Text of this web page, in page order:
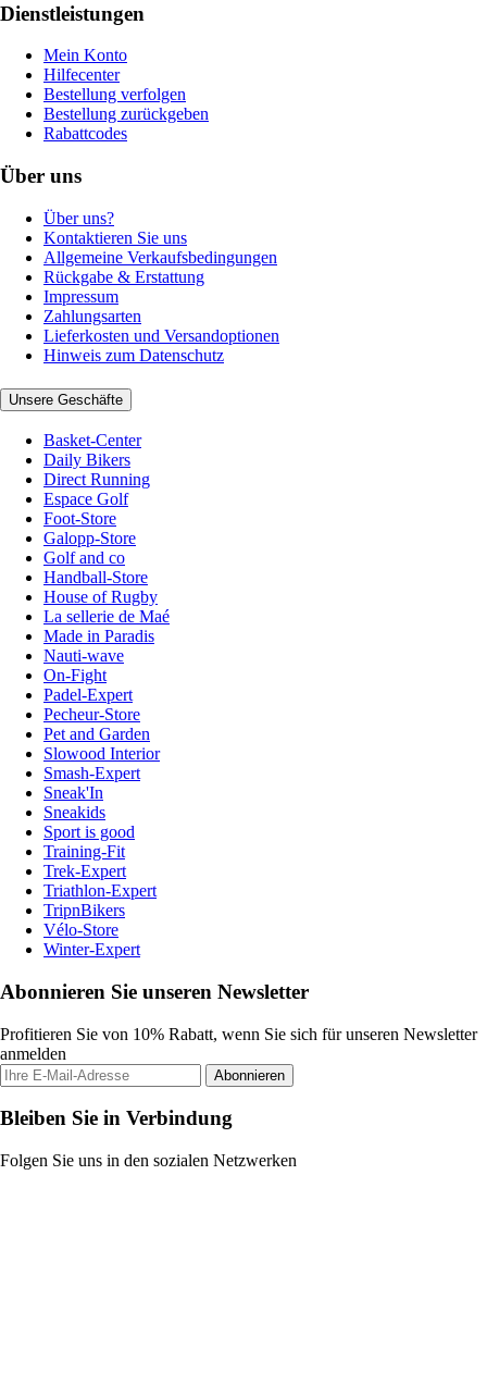
Dienstleistungen
Mein Konto
Hilfecenter
Bestellung verfolgen
Bestellung zurückgeben
Rabattcodes
Über uns
Über uns?
Kontaktieren Sie uns
Allgemeine Verkaufsbedingungen
Rückgabe & Erstattung
Impressum
Zahlungsarten
Lieferkosten und Versandoptionen
Hinweis zum Datenschutz
Unsere Geschäfte
Basket-Center
Daily Bikers
Direct Running
Espace Golf
Foot-Store
Galopp-Store
Golf and co
Handball-Store
House of Rugby
La sellerie de Maé
Made in Paradis
Nauti-wave
On-Fight
Padel-Expert
Pecheur-Store
Pet and Garden
Slowood Interior
Smash-Expert
Sneak'In
Sneakids
Sport is good
Training-Fit
Trek-Expert
Triathlon-Expert
TripnBikers
Vélo-Store
Winter-Expert
Abonnieren Sie unseren Newsletter
Profitieren Sie von 10% Rabatt, wenn Sie sich für unseren Newsletter
anmelden
Abonnieren
Bleiben Sie in Verbindung
Folgen Sie uns in den sozialen Netzwerken